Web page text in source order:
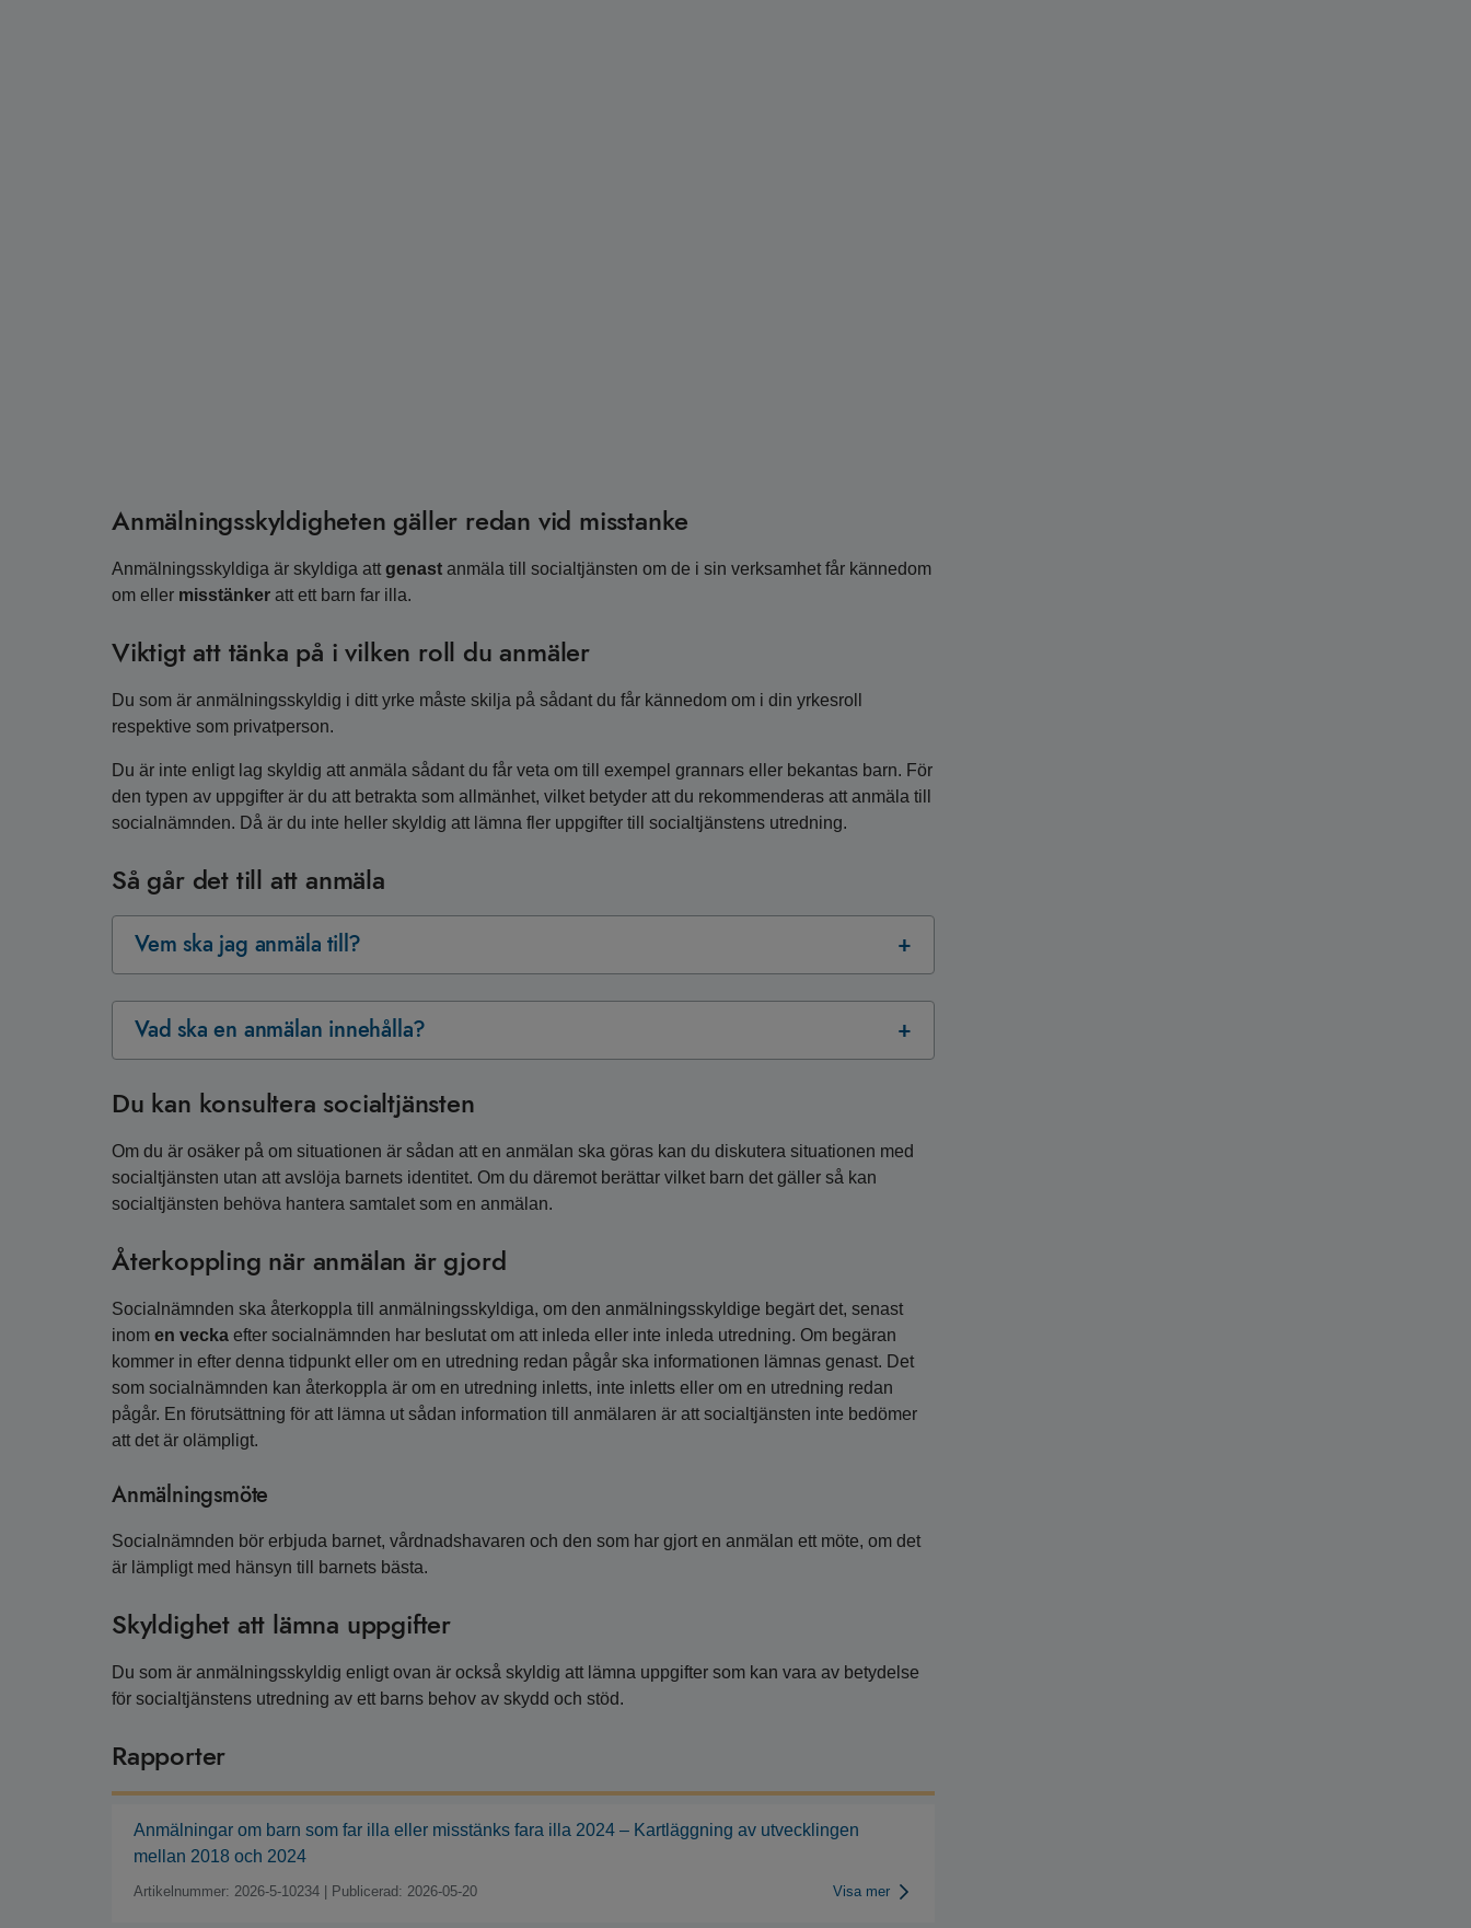
Anmälningsskyldigheten gäller redan vid misstanke
Anmälningsskyldiga är skyldiga att genast anmäla till socialtjänsten om de i sin verksamhet får kännedom
om eller misstänker att ett barn far illa.
Viktigt att tänka på i vilken roll du anmäler
Du som är anmälningsskyldig i ditt yrke måste skilja på sådant du får kännedom om i din yrkesroll
respektive som privatperson.
Du är inte enligt lag skyldig att anmäla sådant du får veta om till exempel grannars eller bekantas barn. För
den typen av uppgifter är du att betrakta som allmänhet, vilket betyder att du rekommenderas att anmäla till
socialnämnden. Då är du inte heller skyldig att lämna fler uppgifter till socialtjänstens utredning.
Så går det till att anmäla
Vem ska jag anmäla till?
Vad ska en anmälan innehålla?
Du kan konsultera socialtjänsten
Om du är osäker på om situationen är sådan att en anmälan ska göras kan du diskutera situationen med
socialtjänsten utan att avslöja barnets identitet. Om du däremot berättar vilket barn det gäller så kan
socialtjänsten behöva hantera samtalet som en anmälan.
Återkoppling när anmälan är gjord
Socialnämnden ska återkoppla till anmälningsskyldiga, om den anmälningsskyldige begärt det, senast
inom en vecka efter socialnämnden har beslutat om att inleda eller inte inleda utredning. Om begäran
kommer in efter denna tidpunkt eller om en utredning redan pågår ska informationen lämnas genast. Det
som socialnämnden kan återkoppla är om en utredning inletts, inte inletts eller om en utredning redan
pågår. En förutsättning för att lämna ut sådan information till anmälaren är att socialtjänsten inte bedömer
att det är olämpligt.
Anmälningsmöte
Socialnämnden bör erbjuda barnet, vårdnadshavaren och den som har gjort en anmälan ett möte, om det
är lämpligt med hänsyn till barnets bästa.
Skyldighet att lämna uppgifter
Du som är anmälningsskyldig enligt ovan är också skyldig att lämna uppgifter som kan vara av betydelse
för socialtjänstens utredning av ett barns behov av skydd och stöd.
Rapporter
Anmälningar om barn som far illa eller misstänks fara illa 2024 – Kartläggning av utvecklingen
mellan 2018 och 2024
Artikelnummer: 2026-5-10234 Publicerad: 2026-05-20 Visa mer